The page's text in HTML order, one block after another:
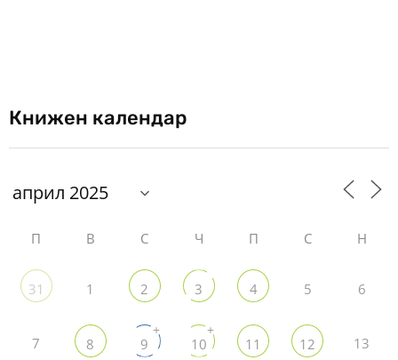
Книжен календар
П В С Ч П С Н
31 1 2 3 4 5 6
7 8 9
+
10
+
11 12 13